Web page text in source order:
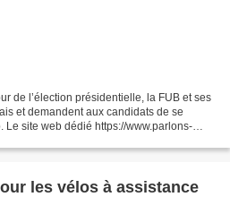
de l’élection présidentielle, la FUB et ses
et demandent aux candidats de se
Le site web dédié https://www.parlons-
les vélos à assistance